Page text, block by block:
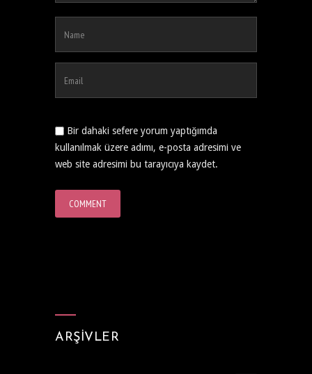
Bir dahaki sefere yorum yaptığımda
kullanılmak üzere adımı, e-posta adresimi ve
web site adresimi bu tarayıcıya kaydet.
ARŞIVLER